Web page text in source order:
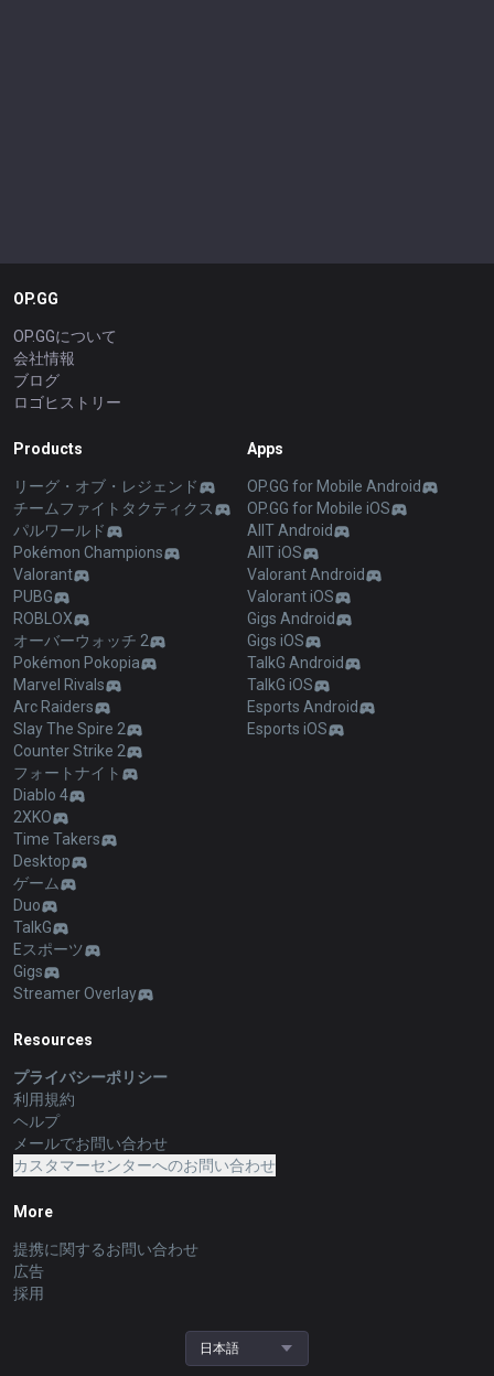
OP.GG
OP.GGについて
会社情報
ブログ
ロゴヒストリー
Products
リーグ・オブ・レジェンド
チームファイトタクティクス
パルワールド
Pokémon Champions
Valorant
PUBG
ROBLOX
オーバーウォッチ 2
Pokémon Pokopia
Marvel Rivals
Arc Raiders
Slay The Spire 2
Counter Strike 2
フォートナイト
Diablo 4
2XKO
Time Takers
Desktop
ゲーム
Duo
TalkG
Eスポーツ
Gigs
Streamer Overlay
Apps
OP.GG for Mobile Android
OP.GG for Mobile iOS
AllT Android
AllT iOS
Valorant Android
Valorant iOS
Gigs Android
Gigs iOS
TalkG Android
TalkG iOS
Esports Android
Esports iOS
Resources
プライバシーポリシー
利用規約
ヘルプ
メールでお問い合わせ
カスタマーセンターへのお問い合わせ
More
提携に関するお問い合わせ
広告
採用
日本語